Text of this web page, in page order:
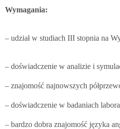
Wymagania:
– udział w studiach III stopnia na
– doświadczenie w analizie i
– znajomość najnowszych
– doświadczenie w badaniach
– bardzo dobra znajomość języka